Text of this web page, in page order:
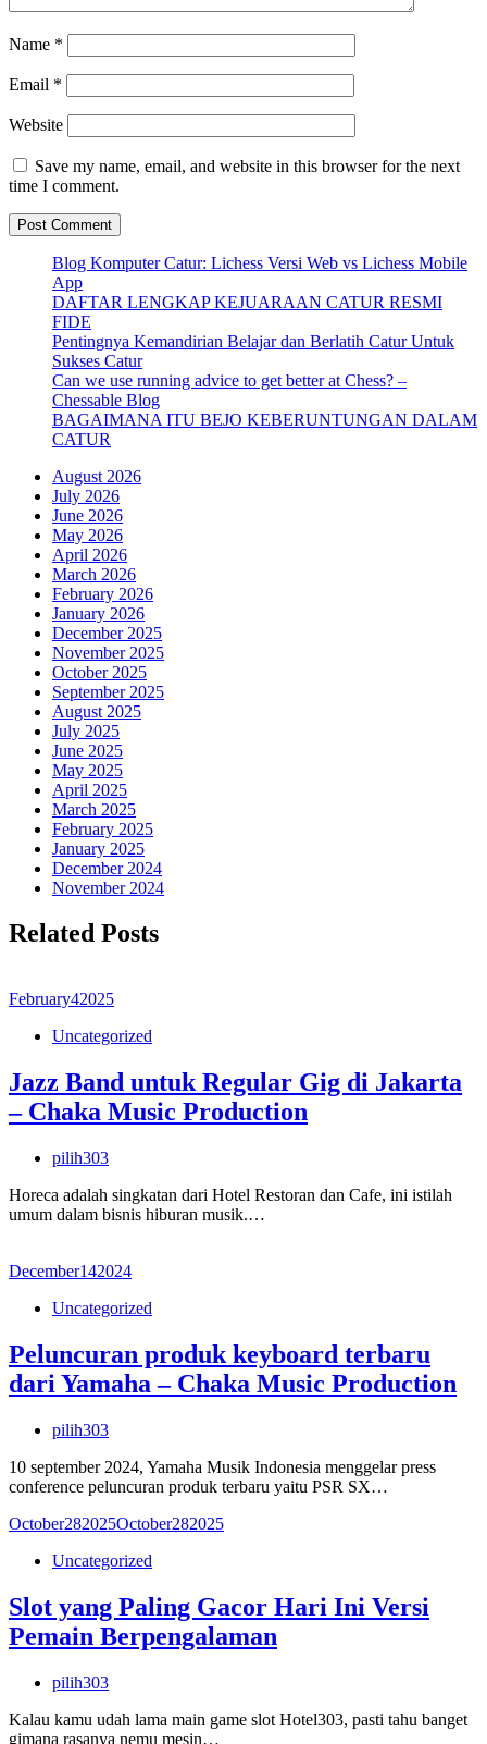
Name *
Email *
Website
Save my name, email, and website in this browser for the next
time I comment.
Blog Komputer Catur: Lichess Versi Web vs Lichess Mobile
App
DAFTAR LENGKAP KEJUARAAN CATUR RESMI
FIDE
Pentingnya Kemandirian Belajar dan Berlatih Catur Untuk
Sukses Catur
Can we use running advice to get better at Chess? –
Chessable Blog
BAGAIMANA ITU BEJO KEBERUNTUNGAN DALAM
CATUR
August 2026
July 2026
June 2026
May 2026
April 2026
March 2026
February 2026
January 2026
December 2025
November 2025
October 2025
September 2025
August 2025
July 2025
June 2025
May 2025
April 2025
March 2025
February 2025
January 2025
December 2024
November 2024
Related Posts
February42025
Uncategorized
Jazz Band untuk Regular Gig di Jakarta
– Chaka Music Production
pilih303
Horeca adalah singkatan dari Hotel Restoran dan Cafe, ini istilah
umum dalam bisnis hiburan musik.…
December142024
Uncategorized
Peluncuran produk keyboard terbaru
dari Yamaha – Chaka Music Production
pilih303
10 september 2024, Yamaha Musik Indonesia menggelar press
conference peluncuran produk terbaru yaitu PSR SX…
October282025October282025
Uncategorized
Slot yang Paling Gacor Hari Ini Versi
Pemain Berpengalaman
pilih303
Kalau kamu udah lama main game slot Hotel303, pasti tahu banget
gimana rasanya nemu mesin…